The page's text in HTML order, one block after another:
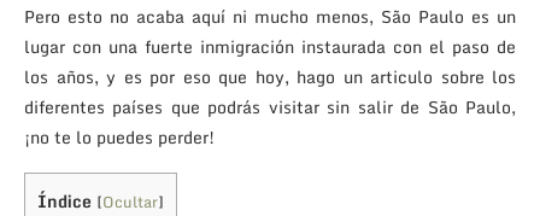
Pero esto no acaba aquí ni mucho menos, São Paulo es un
lugar con una fuerte inmigración instaurada con el paso de
los años, y es por eso que hoy, hago un articulo sobre los
diferentes países que podrás visitar sin salir de São Paulo,
¡no te lo puedes perder!
Índice [Ocultar]